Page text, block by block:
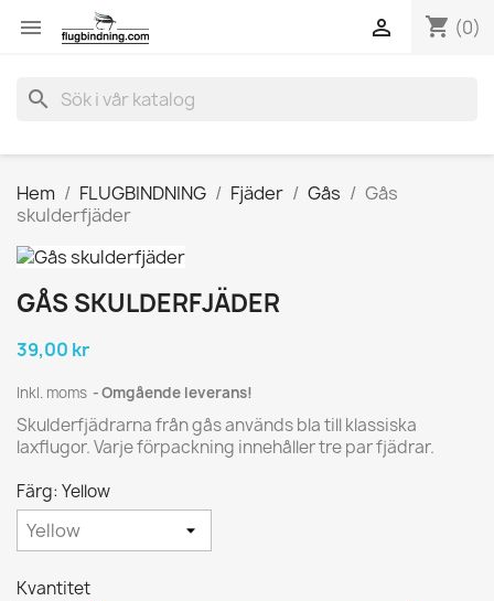
 shopping_cart (0)

search
Hem FLUGBINDNING Fjäder Gås
Gås
skulderfjäder
GÅS SKULDERFJÄDER
39,00 kr
Inkl. moms Omgående leverans!
Skulderfjädrarna från gås används bla till klassiska
laxflugor. Varje förpackning innehåller tre par fjädrar.
Färg: Yellow
Kvantitet